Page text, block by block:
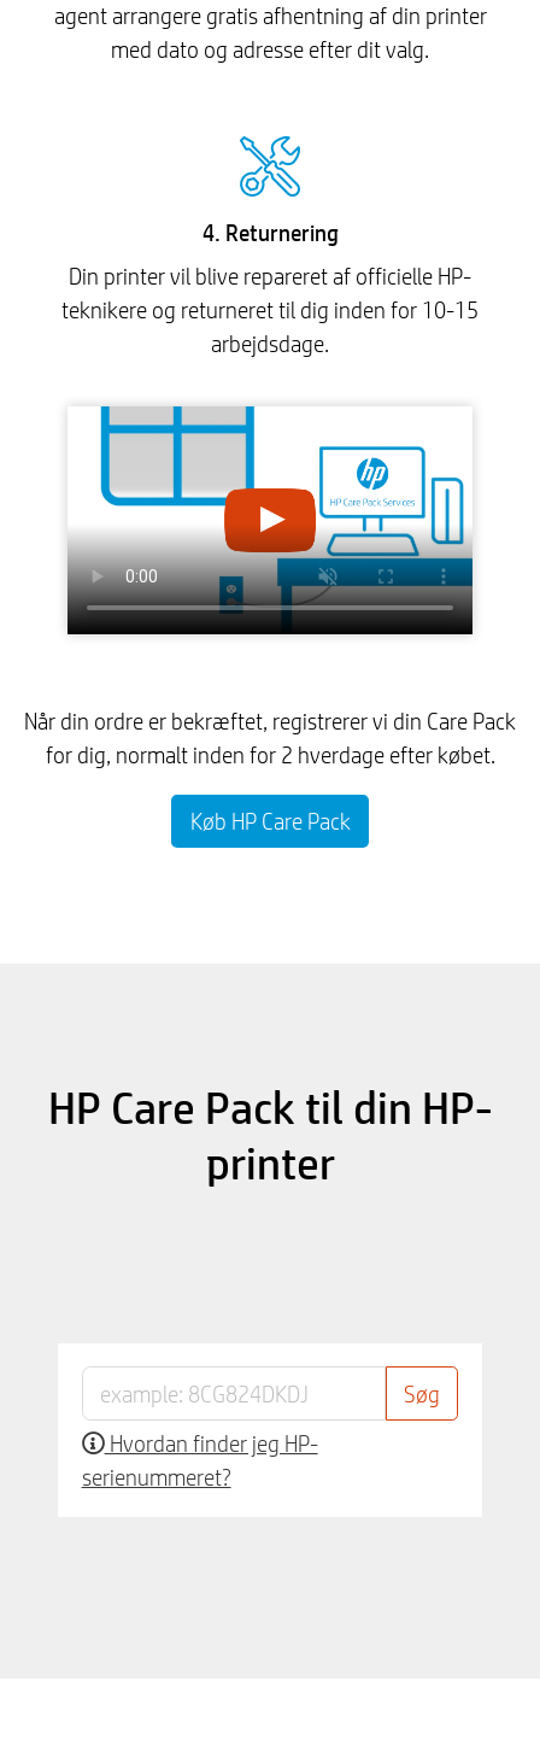
agent arrangere gratis afhentning af din printer
med dato og adresse efter dit valg.
4. Returnering
Din printer vil blive repareret af officielle HP-
teknikere og returneret til dig inden for 10-15
arbejdsdage.
Når din ordre er bekræftet, registrerer vi din Care Pack
for dig, normalt inden for 2 hverdage efter købet.
Køb HP Care Pack
HP Care Pack til din HP-
printer
Hvordan finder jeg HP-
serienummeret?